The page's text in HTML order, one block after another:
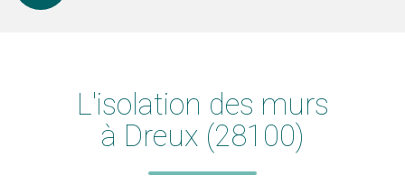
L'isolation des murs
à Dreux (28100)